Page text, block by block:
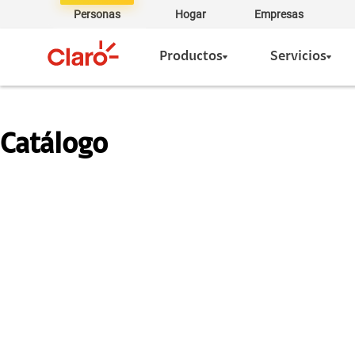
Personas Hogar Empresas
Productos Servicios
Catálogo